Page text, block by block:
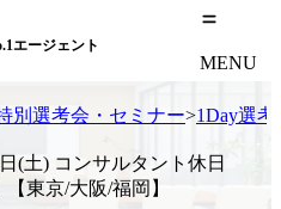
エージェント
MENU
別選考会・セミナー>1Day選考
(土) コンサルタント休日
東京/大阪/福岡】